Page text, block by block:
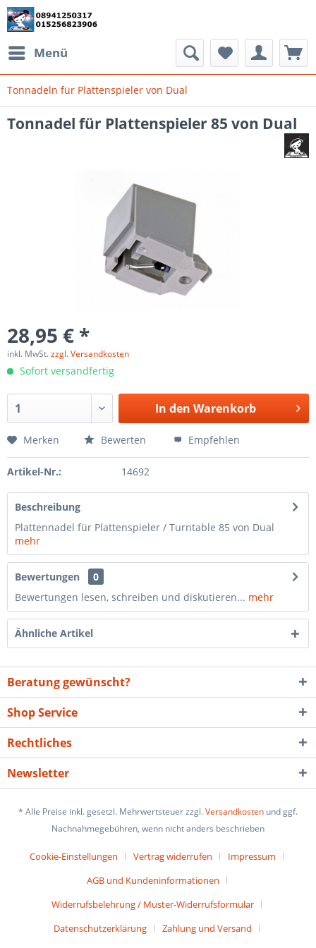
Menü
Tonnadeln für Plattenspieler von Dual
Tonnadel für Plattenspieler 85 von Dual
28,95 € *
inkl. MwSt.zzgl. Versandkosten
Sofort versandfertig
In den Warenkorb
Merken Bewerten Empfehlen
Artikel-Nr.: 14692
Beschreibung
Plattennadel für Plattenspieler / Turntable 85 von Dual
mehr
Bewertungen
0
Bewertungen lesen, schreiben und diskutieren... mehr
Ähnliche Artikel
Beratung gewünscht?
Shop Service
Rechtliches
Newsletter
* Alle Preise inkl. gesetzl. Mehrwertsteuer zzgl.Versandkosten und ggf.
Nachnahmegebühren, wenn nicht anders beschrieben
Cookie-Einstellungen Vertrag widerrufen
Impressum
AGB und Kundeninformationen
Widerrufsbelehrung / Muster-Widerrufsformular
Datenschutzerklärung
Zahlung und Versand